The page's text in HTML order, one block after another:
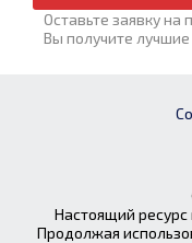
Оставьте заявку на
Вы получите
Настоящий
Продолжая